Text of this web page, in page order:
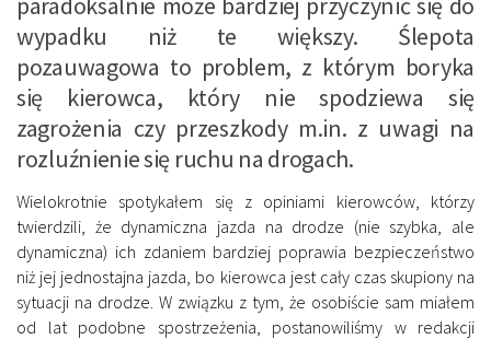
wypadku niż te większy. Ślepota
pozauwagowa to problem, z którym boryka
się kierowca, który nie spodziewa się
zagrożenia czy przeszkody m.in. z uwagi na
rozluźnienie się ruchu na drogach.
Wielokrotnie spotykałem się z opiniami kierowców, którzy
twierdzili, że dynamiczna jazda na drodze (nie szybka, ale
dynamiczna) ich zdaniem bardziej poprawia bezpieczeństwo
niż jej jednostajna jazda, bo kierowca jest cały czas skupiony na
sytuacji na drodze. W związku z tym, że osobiście sam miałem
od lat podobne spostrzeżenia, postanowiliśmy w redakcji